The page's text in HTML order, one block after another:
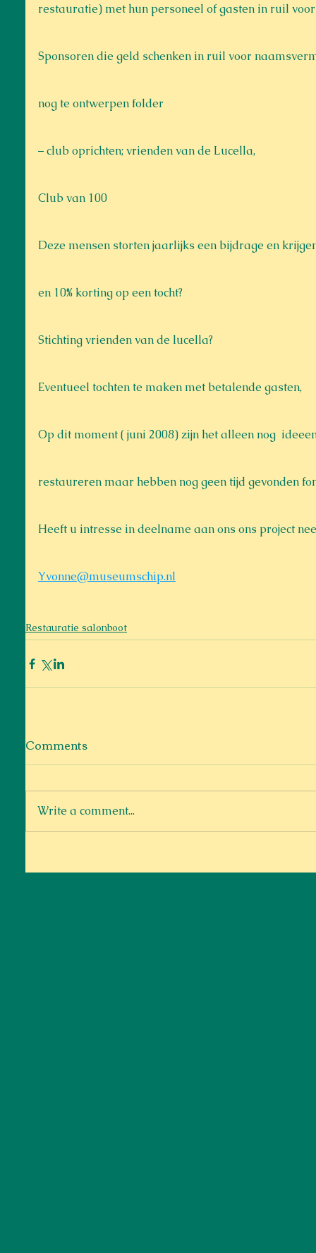
restauratie) met hun personeel of gasten in ruil
Sponsoren die geld schenken in ruil voor
nog te ontwerpen folder
– club oprichten; vrienden van de Lucella,
Club van 100
Deze mensen storten jaarlijks een bijdrage en
en 10% korting op een tocht?
Stichting vrienden van de lucella?
Eventueel tochten te maken met betalende gasten,
Op dit moment ( juni 2008) zijn het alleen nog
restaureren maar hebben nog geen tijd gevonden
Heeft u intresse in deelname aan ons ons project
Yvonne@museumschip.nl
Restauratie salonboot
Comments
Write a comment...